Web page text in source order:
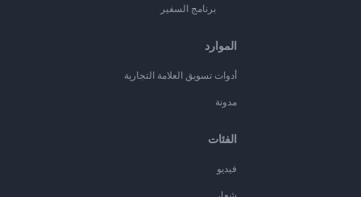
برنامج السفير
الموارد
أدوات تسويق العلامة التجارية
مدونة
الفئات
فيديو